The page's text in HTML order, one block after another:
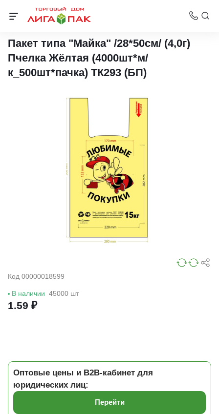
Пакеты-майки 28х50 см
Пакет типа "Майка" /28*50см/ (4,0г)
Пчелка Жёлтая (4000шт*м/
к_500шт*пачка) ТК293 (БП)
Код 00000018599
В наличии 45000 шт
1.59 ₽
Оптовые цены и B2B-кабинет для
юридических лиц:
Перейти